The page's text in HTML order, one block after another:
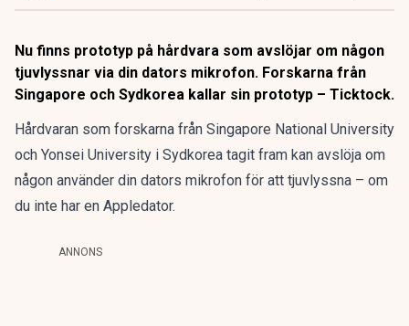
Nu finns prototyp på hårdvara som avslöjar om någon
tjuvlyssnar via din dators mikrofon. Forskarna från
Singapore och Sydkorea kallar sin prototyp – Ticktock.
Hårdvaran som forskarna från Singapore National University
och Yonsei University i Sydkorea tagit fram kan avslöja om
någon använder din dators mikrofon för att tjuvlyssna – om
du inte har en Appledator.
ANNONS